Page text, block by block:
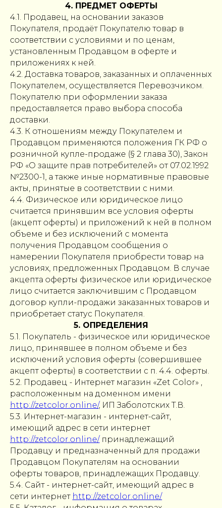
4. ПРЕДМЕТ ОФЕРТЫ
4.1. Продавец, на основании заказов
Покупателя, продаёт Покупателю товар в
соответствии с условиями и по ценам,
установленным Продавцом в оферте и
приложениях к ней.
4.2. Доставка товаров, заказанных и оплаченных
Покупателем, осуществляется Перевозчиком.
Покупателю при оформлении заказа
предоставляется право выбора способа
доставки.
4.3. К отношениям между Покупателем и
Продавцом применяются положения ГК РФ о
розничной купле-продаже (§ 2 глава 30), Закон
РФ «О защите прав потребителей» от 07.02.1992
№2300-1, а также иные нормативные правовые
акты, принятые в соответствии с ними.
4.4. Физическое или юридическое лицо
считается принявшим все условия оферты
(акцепт оферты) и приложений к ней в полном
объеме и без исключений с момента
получения Продавцом сообщения о
намерении Покупателя приобрести товар на
условиях, предложенных Продавцом. В случае
акцепта оферты физическое или юридическое
лицо считается заключившим с Продавцом
договор купли-продажи заказанных товаров и
приобретает статус Покупателя.
5. ОПРЕДЕЛЕНИЯ
5.1. Покупатель - физическое или юридическое
лицо, принявшее в полном объеме и без
исключений условия оферты (совершившее
акцепт оферты) в соответствии с п. 4.4. оферты.
5.2. Продавец - Интернет магазин «Zet Color» ,
расположенным на доменном имени
http://zetcolor.online/, ИП Заболотских Т.В.
5.3. Интернет-магазин - интернет-сайт,
имеющий адрес в сети интернет
http://zetcolor.online/принадлежащий
Продавцу и предназначенный для продажи
Продавцом Покупателям на основании
оферты товаров, принадлежащих Продавцу.
5.4. Сайт - интернет-сайт, имеющий адрес в
сети интернет http://zetcolor.online/